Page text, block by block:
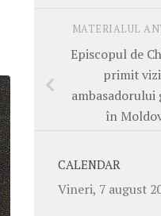
MATERIALUL
Episcopul de
primit
ambasadorului
în
CALENDAR
Vineri, 7 august